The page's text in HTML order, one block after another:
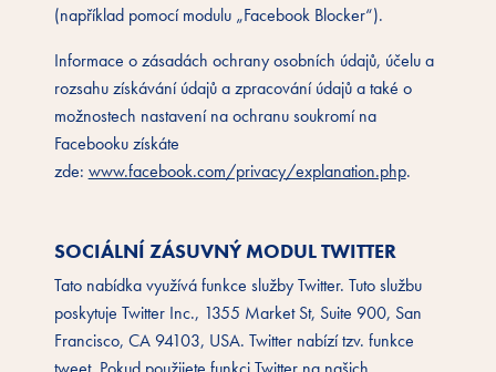
(například pomocí modulu „Facebook Blocker“).
Informace o zásadách ochrany osobních údajů, účelu a
rozsahu získávání údajů a zpracování údajů a také o
možnostech nastavení na ochranu soukromí na
Facebooku získáte
zde: www.facebook.com/privacy/explanation.php.
SOCIÁLNÍ ZÁSUVNÝ MODUL TWITTER
Tato nabídka využívá funkce služby Twitter. Tuto službu
poskytuje Twitter Inc., 1355 Market St, Suite 900, San
Francisco, CA 94103, USA. Twitter nabízí tzv. funkce